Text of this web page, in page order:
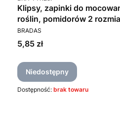
Klipsy, zapinki do
roślin, pomidorów 2
40szt/opak
PRODUCENT
BRADAS
Cena
5,85 zł
Niedostępny
Dostępność: brak towaru